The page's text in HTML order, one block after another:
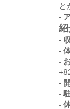
と
-
紹
-
-
-
-
-
-